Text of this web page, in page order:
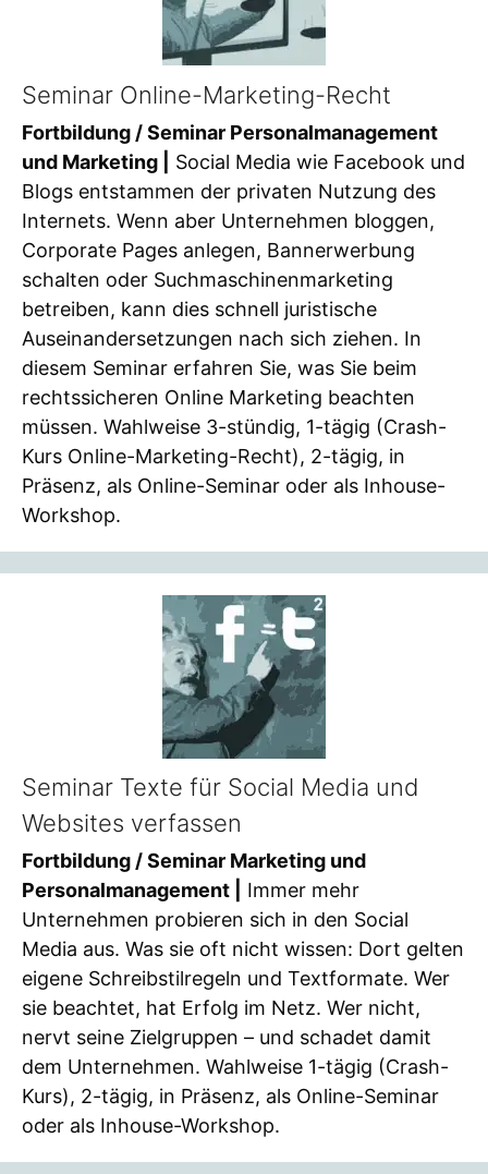
Seminar Online-Marketing-Recht
Fortbildung / Seminar Personalmanagement
und Marketing |
Social Media wie Facebook und
Blogs entstammen der privaten Nutzung des
Internets. Wenn aber Unternehmen bloggen,
Corporate Pages anlegen, Bannerwerbung
schalten oder Suchmaschinenmarketing
betreiben, kann dies schnell juristische
Auseinandersetzungen nach sich ziehen. In
diesem Seminar erfahren Sie, was Sie beim
rechtssicheren Online Marketing beachten
müssen. Wahlweise 3-stündig, 1-tägig (Crash-
Kurs Online-Marketing-Recht), 2-tägig, in
Präsenz, als Online-Seminar oder als Inhouse-
Workshop.
Seminar Texte für Social Media und
Websites verfassen
Fortbildung / Seminar Marketing und
Personalmanagement |
Immer mehr
Unternehmen probieren sich in den Social
Media aus. Was sie oft nicht wissen: Dort gelten
eigene Schreibstil­regeln und Textformate. Wer
sie beachtet, hat Erfolg im Netz. Wer nicht,
nervt seine Zielgruppen – und schadet damit
dem Unternehmen. Wahlweise 1-tägig (Crash-
Kurs), 2-tägig, in Präsenz, als Online-Seminar
oder als Inhouse-Workshop.